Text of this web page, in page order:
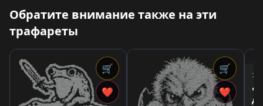
Обратите внимание также на эти
трафареты
🛒
❤
🛒
❤